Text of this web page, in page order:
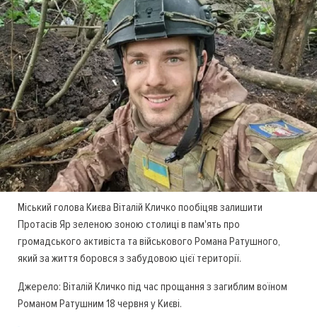
Міський голова Києва Віталій Кличко пообіцяв залишити
Протасів Яр зеленою зоною столиці в пам'ять про
громадського активіста та військового Романа Ратушного,
який за життя боровся з забудовою цієї території.
Джерело: Віталій Кличко під час прощання з загиблим воїном
Романом Ратушним 18 червня у Києві.